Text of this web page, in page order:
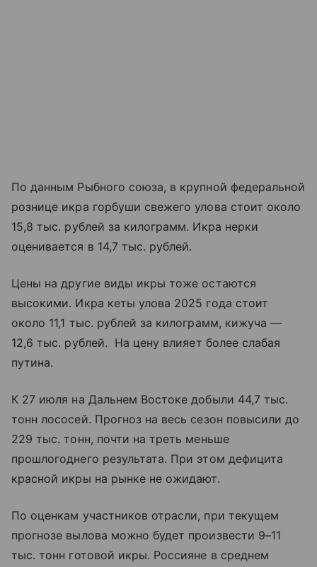
По данным Рыбного союза, в крупной федеральной
рознице икра горбуши свежего улова стоит около
15,8 тыс. рублей за килограмм. Икра нерки
оценивается в 14,7 тыс. рублей.
Цены на другие виды икры тоже остаются
высокими. Икра кеты улова 2025 года стоит
около 11,1 тыс. рублей за килограмм, кижуча —
12,6 тыс. рублей. На цену влияет более слабая
путина.
К 27 июля на Дальнем Востоке добыли 44,7 тыс.
тонн лососей. Прогноз на весь сезон повысили до
229 тыс. тонн, почти на треть меньше
прошлогоднего результата. При этом дефицита
красной икры на рынке не ожидают.
По оценкам участников отрасли, при текущем
прогнозе вылова можно будет произвести 9–11
тыс. тонн готовой икры. Россияне в среднем